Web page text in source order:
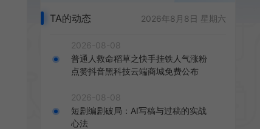
TA的动态 2026年8月8日 星期六
2026-08-08
普通人救命稻草之快手挂铁人气涨粉
点赞抖音黑科技云端商城免费公布
2026-08-08
短剧编剧破局：AI写稿与过稿的实战
心法